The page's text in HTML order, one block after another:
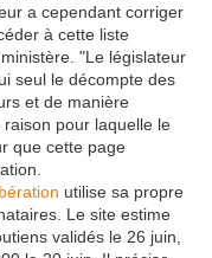
a cependant corriger
à cette liste
"Le législateur
seul le décompte des
et de manière
pour laquelle le
que cette page
utilise sa propre
Le site estime
validés le 26 juin,